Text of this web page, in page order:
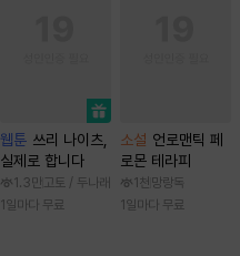
웹툰 쓰리 나이츠,
실제로 합니다
1.3만 고토 / 두나래
1일마다 무료
소설 언로맨틱 페
로몬 테라피
1천 망랑독
1일마다 무료